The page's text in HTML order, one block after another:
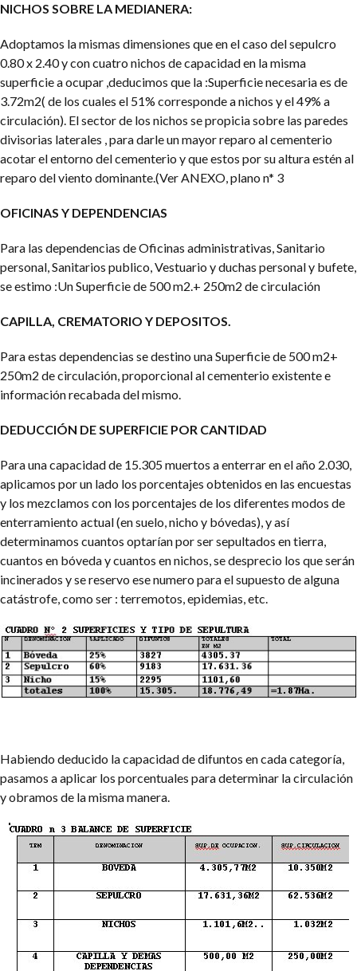
NICHOS SOBRE LA MEDIANERA:
Adoptamos la mismas dimensiones que en el caso del sepulcro
0.80 x 2.40 y con cuatro nichos de capacidad en la misma
superficie a ocupar ,deducimos que la :Superficie necesaria es de
3.72m2( de los cuales el 51% corresponde a nichos y el 49% a
circulación). El sector de los nichos se propicia sobre las paredes
divisorias laterales , para darle un mayor reparo al cementerio
acotar el entorno del cementerio y que estos por su altura estén al
reparo del viento dominante.(Ver ANEXO, plano n* 3
OFICINAS Y DEPENDENCIAS
Para las dependencias de Oficinas administrativas, Sanitario
personal, Sanitarios publico, Vestuario y duchas personal y bufete,
se estimo :Un Superficie de 500 m2.+ 250m2 de circulación
CAPILLA, CREMATORIO Y DEPOSITOS.
Para estas dependencias se destino una Superficie de 500 m2+
250m2 de circulación, proporcional al cementerio existente e
información recabada del mismo.
DEDUCCIÓN DE SUPERFICIE POR CANTIDAD
Para una capacidad de 15.305 muertos a enterrar en el año 2.030,
aplicamos por un lado los porcentajes obtenidos en las encuestas
y los mezclamos con los porcentajes de los diferentes modos de
enterramiento actual (en suelo, nicho y bóvedas), y así
determinamos cuantos optarían por ser sepultados en tierra,
cuantos en bóveda y cuantos en nichos, se desprecio los que serán
incinerados y se reservo ese numero para el supuesto de alguna
catástrofe, como ser : terremotos, epidemias, etc.
Habiendo deducido la capacidad de difuntos en cada categoría,
pasamos a aplicar los porcentuales para determinar la circulación
y obramos de la misma manera.